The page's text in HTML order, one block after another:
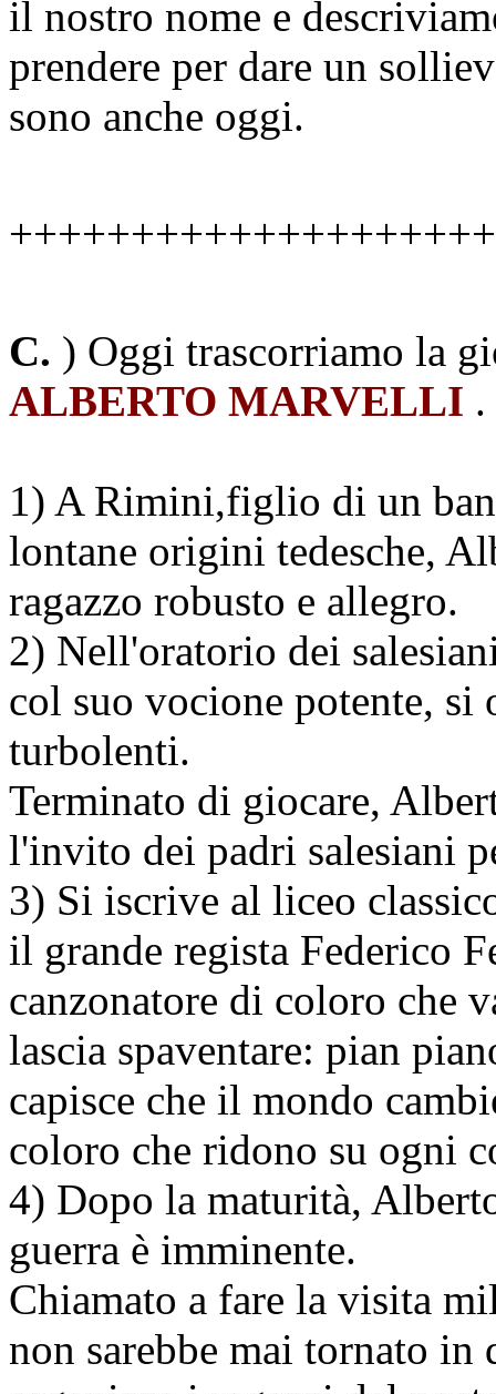
il nostro nome e
prendere per dare un
sono anche oggi.
C. ) Oggi trascorriamo la
ALBERTO MARVELLI .
1) A Rimini,figlio di un
lontane origini tedesche,
ragazzo robusto e allegro.
2) Nell'oratorio dei
col suo vocione potente,
turbolenti.
Terminato di giocare,
l'invito dei padri salesiani
3) Si iscrive al liceo
il grande regista Federico
canzonatore di coloro che
lascia spaventare: pian
capisce che il mondo
coloro che ridono su ogni
4) Dopo la maturità,
guerra è imminente.
Chiamato a fare la visita
non sarebbe mai tornato